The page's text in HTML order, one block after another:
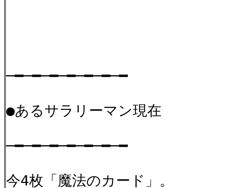
─━─━─━─━─━─━─━
●あるサラリーマン現在
─━─━─━─━─━─━─━
今4枚「魔法のカード」。